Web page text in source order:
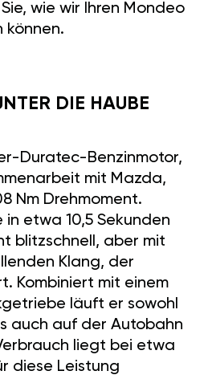
wie wir Ihren Mondeo
können.
DIE HAUBE
Duratec-Benzinmotor,
mit Mazda,
Nm Drehmoment.
in etwa 10,5 Sekunden
blitzschnell, aber mit
Klang, der
Kombiniert mit einem
läuft er sowohl
auch auf der Autobahn
liegt bei etwa
diese Leistung